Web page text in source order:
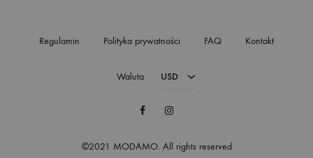
FacebookInstagram
©2021 MODAMO. All rights reserved
Regulamin Polityka prywatności FAQ Kontakt
Waluta USD